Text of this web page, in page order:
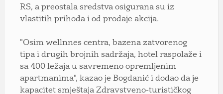
RS, a preostala sredstva osigurana su iz
vlastitih prihoda i od prodaje akcija.
"Osim wellnnes centra, bazena zatvorenog
tipa i drugih brojnih sadržaja, hotel raspolaže i
sa 400 ležaja u savremeno opremljenim
apartmanima", kazao je Bogdanić i dodao da je
kapacitet smještaja Zdravstveno-turističkog